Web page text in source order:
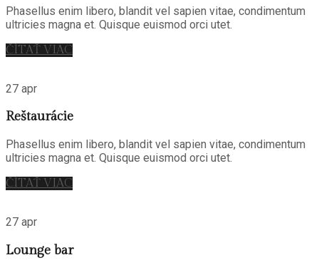
Phasellus enim libero, blandit vel sapien vitae, condimentum
ultricies magna et. Quisque euismod orci utet.
ČÍTAŤ VIAC
27 apr
Reštaurácie
Phasellus enim libero, blandit vel sapien vitae, condimentum
ultricies magna et. Quisque euismod orci utet.
ČÍTAŤ VIAC
27 apr
Lounge bar